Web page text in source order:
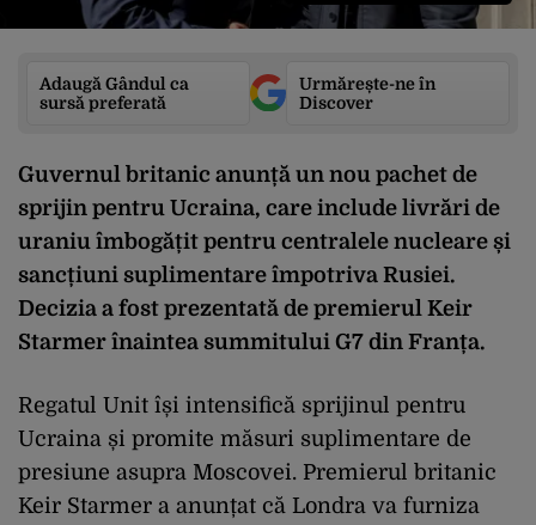
Adaugă Gândul ca
sursă preferată
Urmărește-ne în
Discover
Guvernul britanic anunță un nou pachet de
sprijin pentru Ucraina, care include livrări de
uraniu îmbogățit pentru centralele nucleare și
sancțiuni suplimentare împotriva Rusiei.
Decizia a fost prezentată de premierul Keir
Starmer înaintea summitului G7 din Franța.
Regatul Unit își intensifică sprijinul pentru
Ucraina și promite măsuri suplimentare de
presiune asupra Moscovei. Premierul britanic
Keir Starmer a anunțat că Londra va furniza